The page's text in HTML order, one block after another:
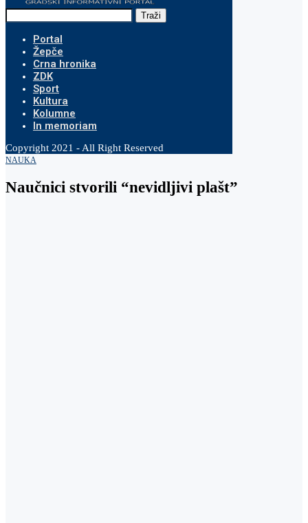
Traži
Portal
Žepče
Crna hronika
ZDK
Sport
Kultura
Kolumne
In memoriam
Copyright 2021 - All Right Reserved
NAUKA
Naučnici stvorili “nevidljivi plašt”